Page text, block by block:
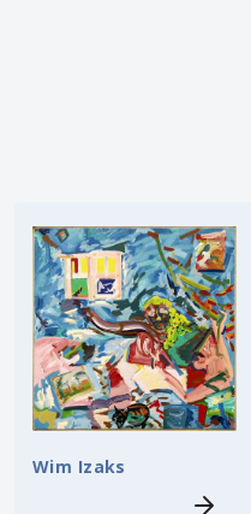
Wim Izaks